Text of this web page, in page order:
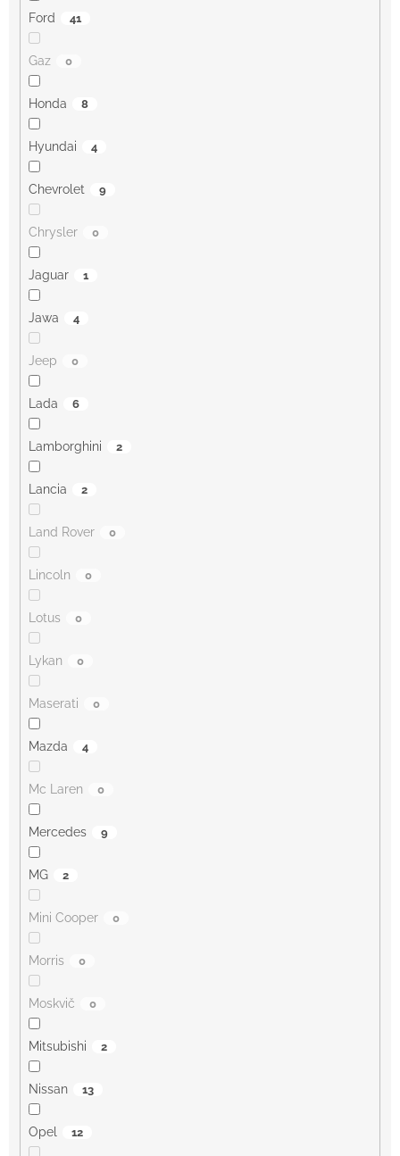
Ford 41
Gaz 0
Honda 8
Hyundai 4
Chevrolet 9
Chrysler 0
Jaguar 1
Jawa 4
Jeep 0
Lada 6
Lamborghini 2
Lancia 2
Land Rover 0
Lincoln 0
Lotus 0
Lykan 0
Maserati 0
Mazda 4
Mc Laren 0
Mercedes 9
MG 2
Mini Cooper 0
Morris 0
Moskvič 0
Mitsubishi 2
Nissan 13
Opel 12